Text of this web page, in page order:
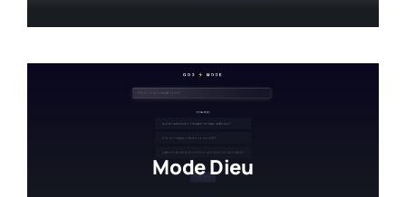
Mode Dieu